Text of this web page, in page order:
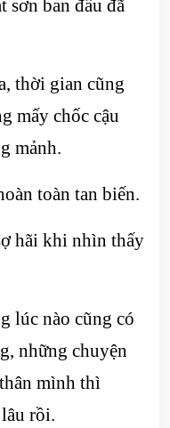
sơn ban đầu đã
thời gian cũng
mấy chốc cậu
mảnh.
toàn tan biến.
hãi khi nhìn thấy
lúc nào cũng có
những chuyện
mình thì
rồi.